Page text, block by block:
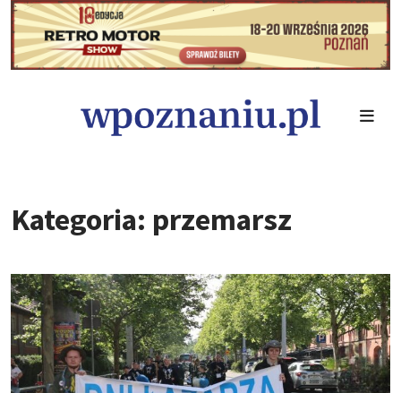
Kategoria: przemarsz